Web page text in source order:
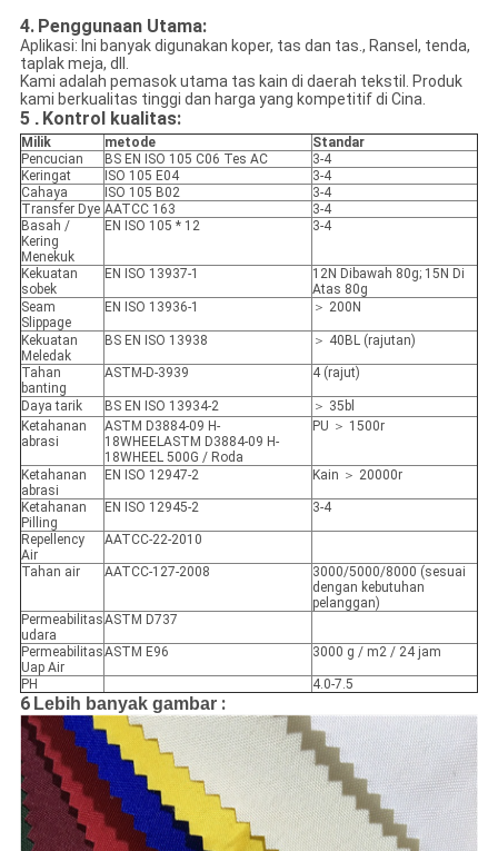
4. Penggunaan Utama:
Aplikasi: Ini banyak digunakan koper, tas dan tas., Ransel, tenda,
taplak meja, dll.
Kami adalah pemasok utama tas kain di daerah tekstil. Produk
kami berkualitas tinggi dan harga yang kompetitif di Cina.
5 . Kontrol kualitas:
Milik metode
Standar
Pencucian
BS EN ISO 105 C06 Tes AC
3-4
Keringat
ISO 105 E04
3-4
Cahaya
ISO 105 B02
3-4
Transfer Dye AATCC 163
3-4
Basah /
Kering
Menekuk
EN ISO 105 * 12 3-4
Kekuatan
sobek
EN ISO 13937-1
12N Dibawah 80g; 15N Di
Atas 80g
Seam
Slippage
EN ISO 13936-1 ＞ 200N
Kekuatan
Meledak
BS EN ISO 13938 ＞ 40BL (rajutan)
Tahan
banting
ASTM-D-3939 4 (rajut)
Daya tarik BS EN ISO 13934-2
＞ 35bl
Ketahanan
abrasi
ASTM D3884-09 H-
18WHEELASTM D3884-09 H-
18WHEEL 500G / Roda
PU ＞ 1500r
Ketahanan
abrasi
EN ISO 12947-2 Kain ＞ 20000r
Ketahanan
Pilling
EN ISO 12945-2 3-4
Repellency
Air
AATCC-22-2010
Tahan air AATCC-127-2008
3000/5000/8000 (sesuai
dengan kebutuhan
pelanggan)
Permeabilitas
udara
ASTM D737
Permeabilitas
Uap Air
ASTM E96 3000 g / m2 / 24 jam
PH 4.0-7.5
6 Lebih banyak gambar: